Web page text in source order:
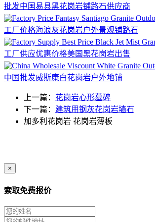
批发中国易县黑花岗岩铺路石供应商
工厂价格海浪灰花岗岩户外景观铺路石
工厂供应优惠价格美国黑花岗岩出售
中国批发威斯康白花岗岩户外地铺
上一篇： 花岗岩心形墓碑
下一篇： 建筑用钢灰花岗岩墙石
加多利花岗岩 花岗岩薄板
×
索取免费报价